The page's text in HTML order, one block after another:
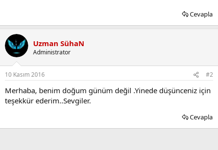
Cevapla
Uzman SühaN
Administrator
10 Kasım 2016 #2
Merhaba, benim doğum günüm değil .Yinede düşünceniz için
teşekkür ederim..Sevgiler.
Cevapla